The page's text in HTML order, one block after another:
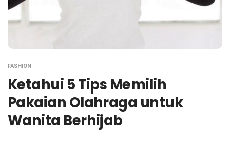
FASHION
Ketahui 5 Tips Memilih
Pakaian Olahraga untuk
Wanita Berhijab